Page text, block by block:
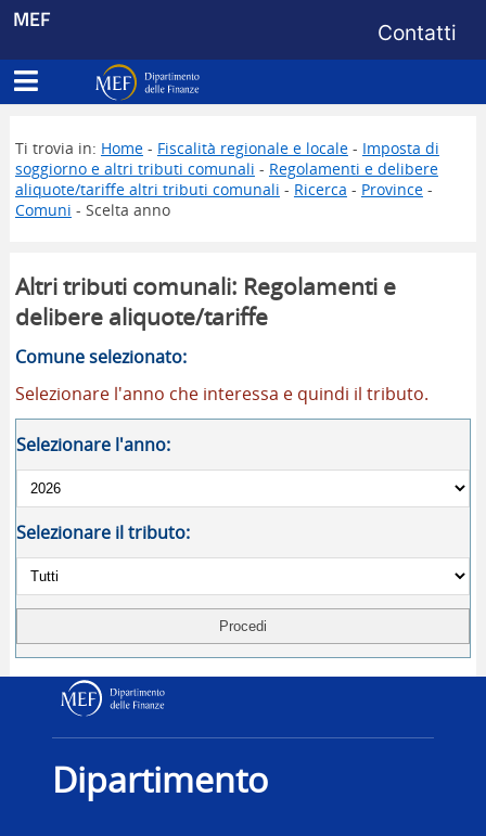
MEF Menu di
Contatti
Apri menu principale
Dipartimento delle Finanze
Ti trovia in: Home- Fiscalità regionale e locale- Imposta di
soggiorno e altri tributi comunali - Regolamenti e delibere
aliquote/tariffe altri tributi comunali - Ricerca - Province-
Comuni - Scelta anno
Altri tributi comunali: Regolamenti e
delibere aliquote/tariffe
Comune selezionato:
Selezionare l'anno che interessa e quindi il tributo.
Selezionare l'anno:
Selezionare il tributo:
Dipartimento delle
Dipartimento